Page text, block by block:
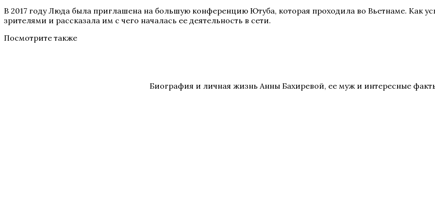
В 2017 году Люда была приглашена на большую конференцию Ютуба, которая проходила во Вьетнаме. Как
зрителями и рассказала им с чего началась ее деятельность в сети.
Посмотрите также
Биография и личная жизнь Анны Бахиревой, ее муж и интересные